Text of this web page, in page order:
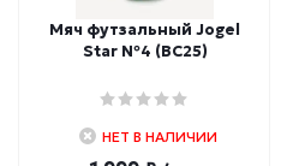
Мяч футзальный Jogel
Star №4 (BC25)
НЕТ В НАЛИЧИИ